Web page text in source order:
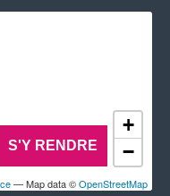
+
−
— Map data ©OpenStreetMap
S'Y RENDRE